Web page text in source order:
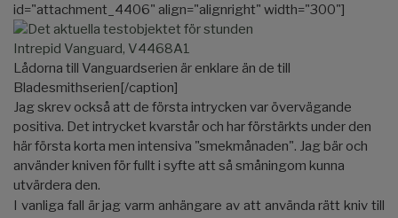
id="attachment_4406" align="alignright" width="300"]
Lådorna till Vanguardserien är enklare än de till
Bladesmithserien[/caption]
Jag skrev också att de första intrycken var övervägande
positiva. Det intrycket kvarstår och har förstärkts under den
här första korta men intensiva "smekmånaden". Jag bär och
använder kniven för fullt i syfte att så småningom kunna
utvärdera den.
I vanliga fall är jag varm anhängare av att använda rätt kniv till